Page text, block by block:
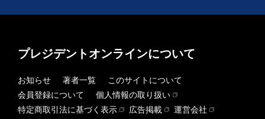
プレジデントオンラインについて
お知らせ 著者一覧
このサイトについて
会員登録について
個人情報の取り扱い
特定商取引法に基づく表示
広告掲載
運営会社